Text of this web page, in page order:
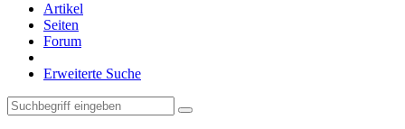
Artikel
Seiten
Forum
Erweiterte Suche